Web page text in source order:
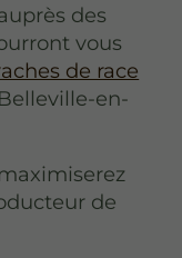
des
vous
de race
en-
de